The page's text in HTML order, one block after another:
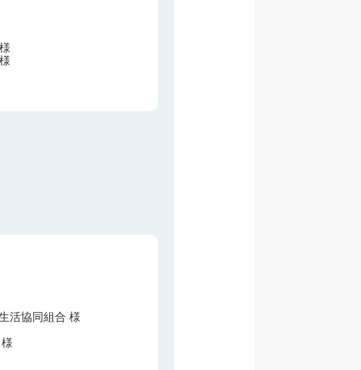
活協同組合 様